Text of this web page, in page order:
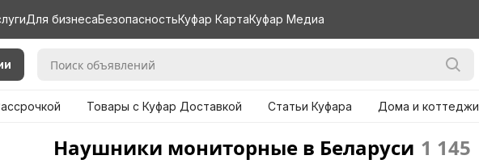
Для бизнесаБезопасностьКуфар КартаКуфар Медиа
Товары с Куфар Доставкой Статьи Куфара Дома и коттеджи
Наушники мониторные в Беларуси 1 145